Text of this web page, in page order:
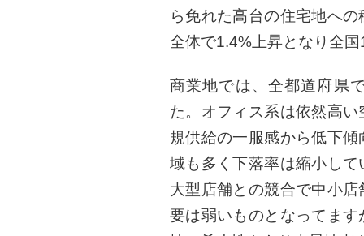
ら免れた高台の住宅地へ
全体で1.4%上昇となり全
商業地では、全都道府県
た。オフィス系は依然高
規供給の一服感から低下
域も多く下落率は縮小し
大型店舗との競合で中小
要は弱いものとなってま